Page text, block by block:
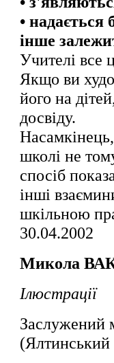
• надається
інше
Учителі все
Якщо ви
його на
досвіду.
школі не
спосіб
інші
шкільною
30.04.2002
Микола
Ілюстрації
Заслужений
(Ялтинський